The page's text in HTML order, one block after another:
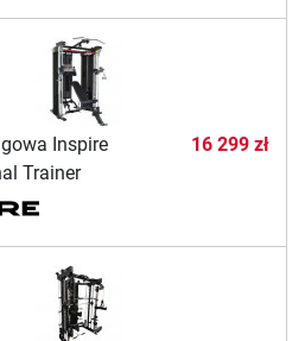
Inspire
Trainer
16 299 zł